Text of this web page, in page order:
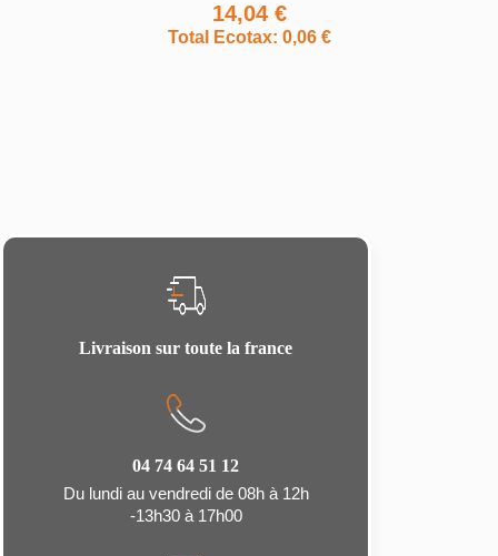
14,04 €
Total Ecotax: 0,06 €
Livraison sur toute la france
04 74 64 51 12
Du lundi au vendredi de 08h à 12h
-13h30 à 17h00